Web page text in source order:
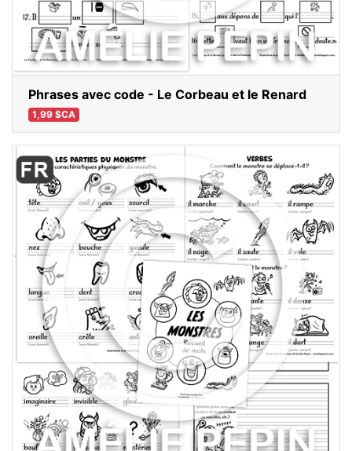
Phrases avec code - Le Corbeau et le Renard
1,99 $CA